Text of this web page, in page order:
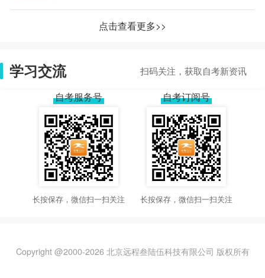
点击查看更多>>
学习交流 扫码关注，获取自考新资讯
自考服务号
长按保存，微信扫一扫关注
自考订阅号
长按保存，微信扫一扫关注
Copyright @2000-2026北京远程叁陆伍科技有限公司 版权所有